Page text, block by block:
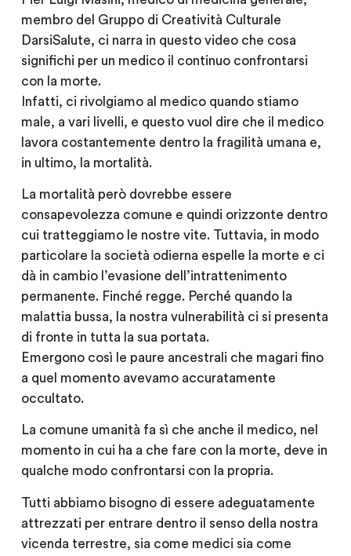
membro del Gruppo di Creatività Culturale
DarsiSalute, ci narra in questo video che cosa
significhi per un medico il continuo confrontarsi
con la morte.
Infatti, ci rivolgiamo al medico quando stiamo
male, a vari livelli, e questo vuol dire che il medico
lavora costantemente dentro la fragilità umana e,
in ultimo, la mortalità.
La mortalità però dovrebbe essere
consapevolezza comune e quindi orizzonte dentro
cui tratteggiamo le nostre vite. Tuttavia, in modo
particolare la società odierna espelle la morte e ci
dà in cambio l’evasione dell’intrattenimento
permanente. Finché regge. Perché quando la
malattia bussa, la nostra vulnerabilità ci si presenta
di fronte in tutta la sua portata.
Emergono così le paure ancestrali che magari fino
a quel momento avevamo accuratamente
occultato.
La comune umanità fa sì che anche il medico, nel
momento in cui ha a che fare con la morte, deve in
qualche modo confrontarsi con la propria.
Tutti abbiamo bisogno di essere adeguatamente
attrezzati per entrare dentro il senso della nostra
vicenda terrestre, sia come medici sia come